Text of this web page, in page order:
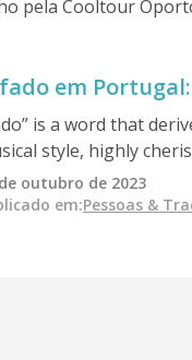
pela Cooltour
em
is a word that
style, highly
during the 19th
Severa…
outubro de 2023
em:Pessoas &